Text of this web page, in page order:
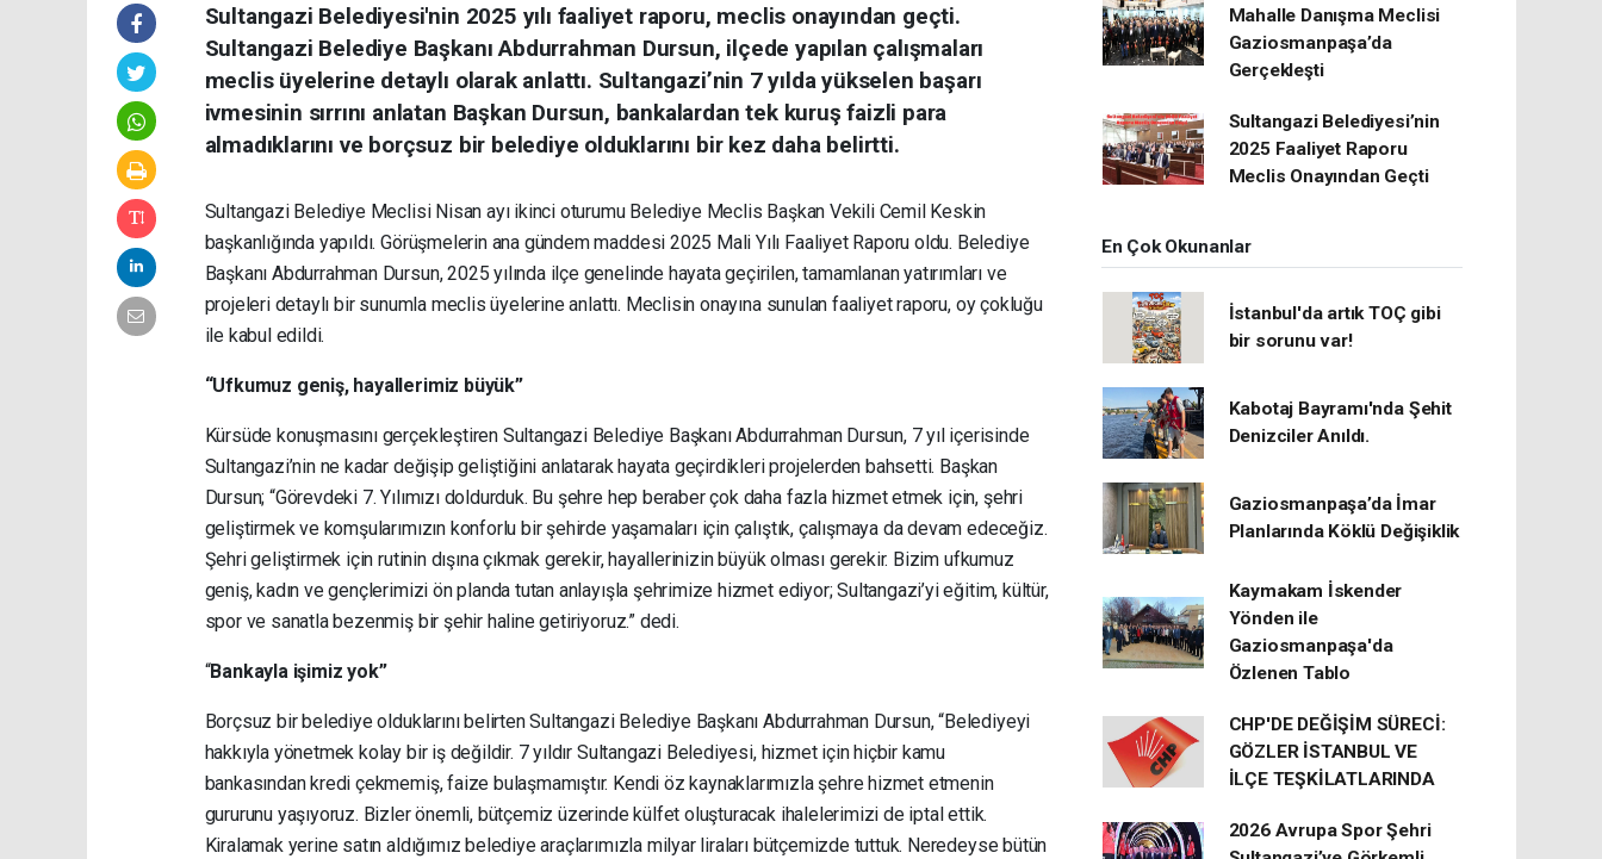
Sultangazi Belediyesi'nin 2025 yılı faaliyet raporu, meclis onayından geçti.
Sultangazi Belediye Başkanı Abdurrahman Dursun, ilçede yapılan çalışmaları
meclis üyelerine detaylı olarak anlattı. Sultangazi’nin 7 yılda yükselen başarı
ivmesinin sırrını anlatan Başkan Dursun, bankalardan tek kuruş faizli para
almadıklarını ve borçsuz bir belediye olduklarını bir kez daha belirtti.
Sultangazi Belediye Meclisi Nisan ayı ikinci oturumu Belediye Meclis Başkan Vekili Cemil Keskin
başkanlığında yapıldı. Görüşmelerin ana gündem maddesi 2025 Mali Yılı Faaliyet Raporu oldu. Belediye
Başkanı Abdurrahman Dursun, 2025 yılında ilçe genelinde hayata geçirilen, tamamlanan yatırımları ve
projeleri detaylı bir sunumla meclis üyelerine anlattı. Meclisin onayına sunulan faaliyet raporu, oy çokluğu
ile kabul edildi.
“Ufkumuz geniş, hayallerimiz büyük”
Kürsüde konuşmasını gerçekleştiren Sultangazi Belediye Başkanı Abdurrahman Dursun, 7 yıl içerisinde
Sultangazi’nin ne kadar değişip geliştiğini anlatarak hayata geçirdikleri projelerden bahsetti. Başkan
Dursun; “Görevdeki 7. Yılımızı doldurduk. Bu şehre hep beraber çok daha fazla hizmet etmek için, şehri
geliştirmek ve komşularımızın konforlu bir şehirde yaşamaları için çalıştık, çalışmaya da devam edeceğiz.
Şehri geliştirmek için rutinin dışına çıkmak gerekir, hayallerinizin büyük olması gerekir. Bizim ufkumuz
geniş, kadın ve gençlerimizi ön planda tutan anlayışla şehrimize hizmet ediyor; Sultangazi’yi eğitim, kültür,
spor ve sanatla bezenmiş bir şehir haline getiriyoruz.” dedi.
“Bankayla işimiz yok”
Borçsuz bir belediye olduklarını belirten Sultangazi Belediye Başkanı Abdurrahman Dursun, “Belediyeyi
hakkıyla yönetmek kolay bir iş değildir. 7 yıldır Sultangazi Belediyesi, hizmet için hiçbir kamu
bankasından kredi çekmemiş, faize bulaşmamıştır. Kendi öz kaynaklarımızla şehre hizmet etmenin
gururunu yaşıyoruz. Bizler önemli, bütçemiz üzerinde külfet oluşturacak ihalelerimizi de iptal ettik.
Kiralamak yerine satın aldığımız belediye araçlarımızla milyar liraları bütçemizde tuttuk. Neredeyse bütün
Mahalle Danışma Meclisi
Gaziosmanpaşa’da
Gerçekleşti
Sultangazi Belediyesi’nin
2025 Faaliyet Raporu
Meclis Onayından Geçti
En Çok Okunanlar
İstanbul'da artık TOÇ gibi
bir sorunu var!
Kabotaj Bayramı'nda Şehit
Denizciler Anıldı.
Gaziosmanpaşa’da İmar
Planlarında Köklü Değişiklik
Kaymakam İskender
Yönden ile
Gaziosmanpaşa'da
Özlenen Tablo
CHP'DE DEĞİŞİM SÜRECİ:
GÖZLER İSTANBUL VE
İLÇE TEŞKİLATLARINDA
2026 Avrupa Spor Şehri